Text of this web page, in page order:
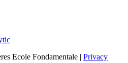
Ecole Fondamentale | Privacy